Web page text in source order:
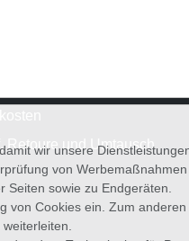
Retoure und Umtausch
wir unsere
von
sowie zu Endgeräten.
von Cookies ein. Zum